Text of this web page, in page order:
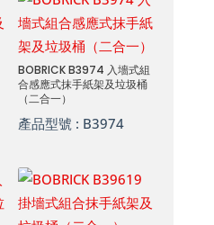
BOBRICK B3974 入墻式組
合感應式抹手紙架及垃圾桶
（二合一）
產品型號 : B3974